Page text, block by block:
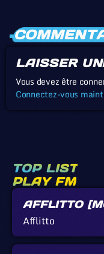
LAISSER
Vous devez être
Connectez-vous
TOP LIST
PLAY FM
AFFLITTO
CALLADA]
Afflitto